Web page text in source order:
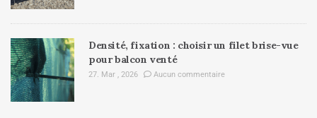
Densité, fixation : choisir un filet brise-vue
pour balcon venté
27. Mar , 2026 Aucun commentaire